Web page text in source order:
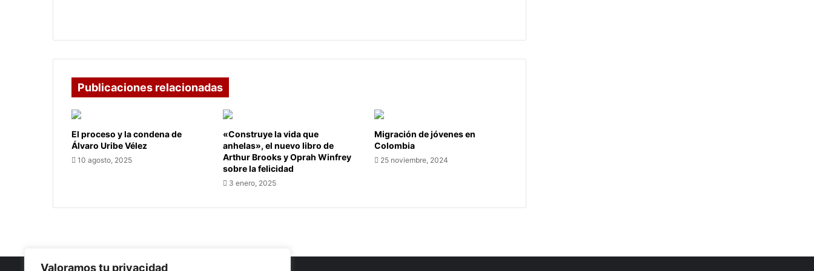
Valoramos tu privacidad
políticas
su
programa
‘Prevención
Acción’
Publicaciones relacionadas
El proceso y la condena de
Álvaro Uribe Vélez
10 agosto, 2025
«Construye la vida que
anhelas», el nuevo libro de
Arthur Brooks y Oprah Winfrey
sobre la felicidad
3 enero, 2025
Migración de jóvenes en
Colombia
25 noviembre, 2024